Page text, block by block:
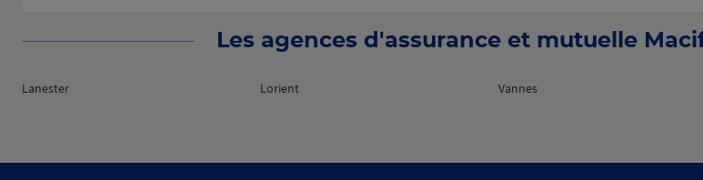
Les agences d'assurance et mutuelle
Lanester Lorient
Vannes